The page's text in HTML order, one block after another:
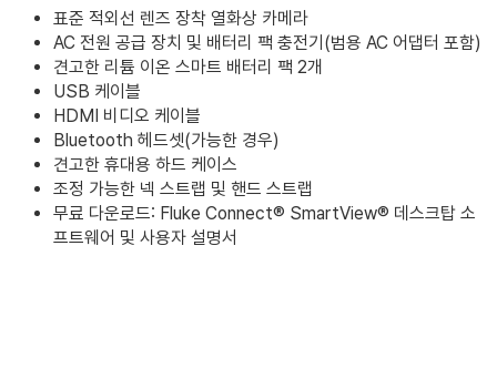
표준 적외선 렌즈 장착 열화상 카메라
AC 전원 공급 장치 및 배터리 팩 충전기(범용 AC 어댑터 포함)
견고한 리튬 이온 스마트 배터리 팩 2개
USB 케이블
HDMI 비디오 케이블
Bluetooth 헤드셋(가능한 경우)
견고한 휴대용 하드 케이스
조정 가능한 넥 스트랩 및 핸드 스트랩
무료 다운로드: Fluke Connect® SmartView® 데스크탑 소
프트웨어 및 사용자 설명서